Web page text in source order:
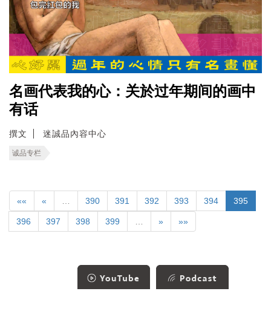
名画代表我的心：关於过年期间的画中
有话
撰文 迷誠品內容中心
诚品专栏
«« « 390 391 392 393 394 395
396 397 398 399 » »»